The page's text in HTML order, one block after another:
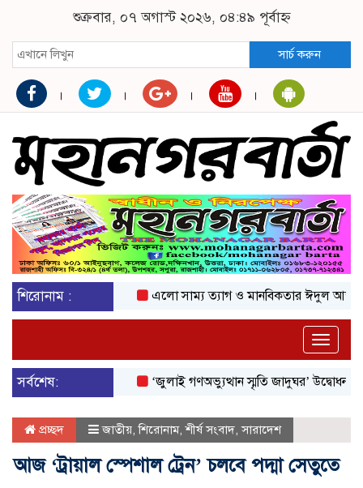
শুক্রবার, ০৭ অগাস্ট ২০২৬, ০৪:৪৯ পূর্বাহ্ন
সার্চ করুন
শিরোনাম : এলো সাম্য ত্যাগ ও মানবিকতার ঈদুল আজহা
Toggle
সর্বশেষ:
‘জুলাই গণঅভ্যুত্থান স্মৃতি জাদুঘর’ উদ্বোধন করলেন
প্রচ্ছদ জাতীয়,শিরোনাম,শীর্ষ সংবাদ,সারাদেশ
আজ ‘ট্রায়াল স্পেশাল ট্রেন’ চলবে পদ্মা সেতুতে